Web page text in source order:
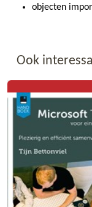
objecten
Ook